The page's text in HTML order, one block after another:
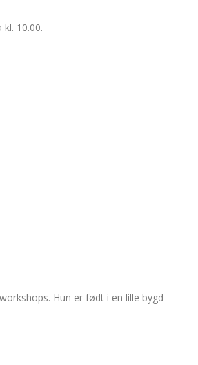
10.00.
Hun er født i en lille bygd